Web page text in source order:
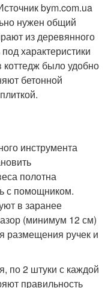
bym.com.ua
нужен общий
из деревянного
характеристики
было удобно
бетонной
инструмента
полотна
с помощником.
в заранее
(минимум 12 см)
размещения ручек и
по 2 штуки с каждой
правильность